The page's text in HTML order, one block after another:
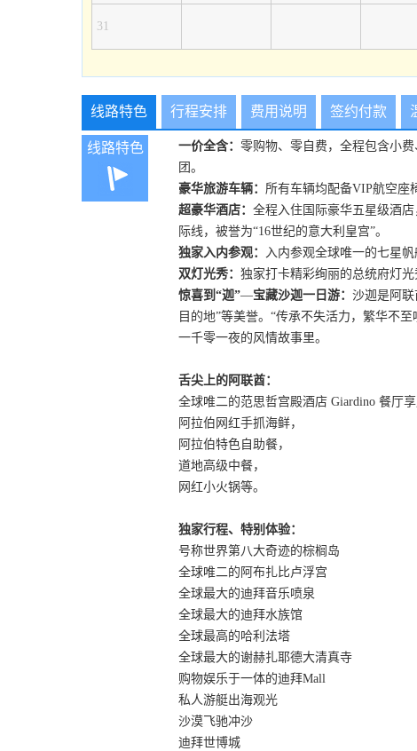
31
线路特色 行程安排 费用说明 签约付款
线路特色 一价全含： 零购物、零自费，全程包含小
团。
豪华旅游车辆： 所有车辆均配备VIP航空座
超豪华酒店： 全程入住国际豪华五星级酒
际线，被誉为“16世纪的意大利皇宫”。
独家入内参观：
入内参观全球唯一的七星
双灯光秀： 独家打卡精彩绚丽的总统府灯
惊喜到“迦”—宝藏沙迦一日游： 沙迦是阿联
目的地”等美誉。“传承不失活力，繁华不
一千零一夜的风情故事里。
舌尖上的阿联酋：
全球唯二的范思哲宫殿酒店 Giardino 餐厅
阿拉伯网红手抓海鲜，
阿拉伯特色自助餐，
道地高级中餐，
网红小火锅等。
独家行程、特别体验：
号称世界第八大奇迹的棕榈岛
全球唯二的阿布扎比卢浮宫
全球最大的迪拜音乐喷泉
全球最大的迪拜水族馆
全球最高的哈利法塔
全球最大的谢赫扎耶德大清真寺
购物娱乐于一体的迪拜Mall
私人游艇出海观光
沙漠飞驰冲沙
迪拜世博城